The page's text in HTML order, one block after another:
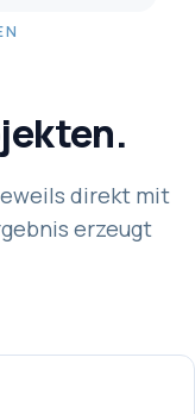
direkt mit
erzeugt